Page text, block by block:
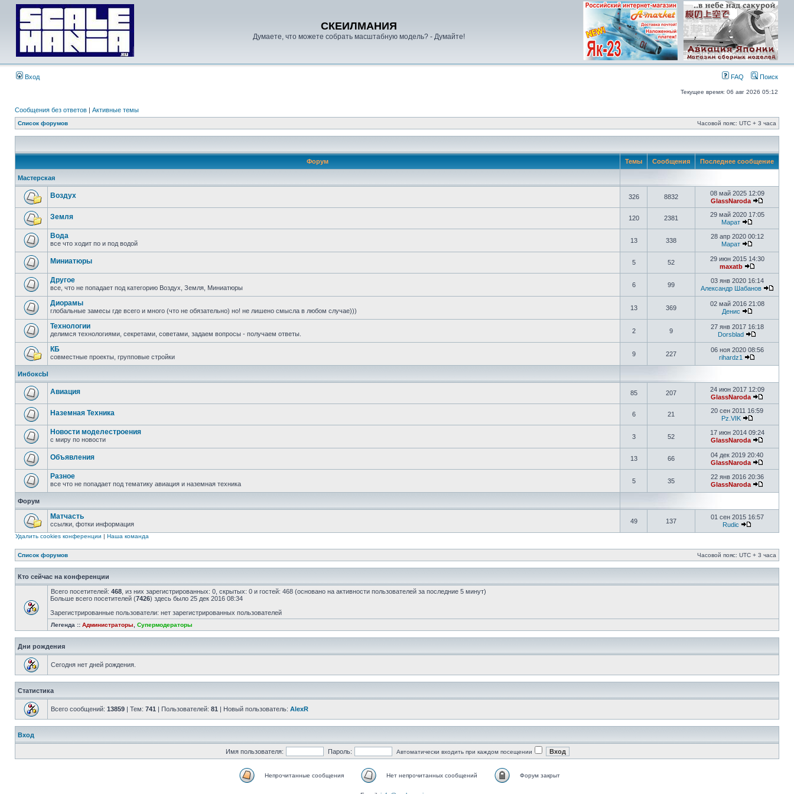
СКЕИЛМАНИЯ
Думаете, что можете собрать масштабную модель? - Думайте!
Вход FAQ Поиск
Текущее время: 06 авг 2026 05:12
Сообщения без ответов | Активные темы
Список форумов Часовой пояс: UTC + 3 часа
Форум Темы Сообщения Последнее сообщение
Мастерская
Воздух 326 8832
08 май 2025 12:09
GlassNaroda
Земля 120 2381
29 май 2020 17:05
Марат
Вода
все что ходит по и под водой 13 338
28 апр 2020 00:12
Марат
Миниатюры 5 52
29 июн 2015 14:30
maxatb
Другое
все, что не попадает под категорию Воздух, Земля, Миниатюры 6 99
03 янв 2020 16:14
Александр Шабанов
Диорамы
глобальные замесы где всего и много (что не обязательно) но! не лишено смысла в любом случае))) 13 369
02 май 2016 21:08
Денис
Технологии
делимся технологиями, секретами, советами, задаем вопросы - получаем ответы. 2 9
27 янв 2017 16:18
Dorsblad
КБ
совместные проекты, групповые стройки 9 227
06 ноя 2020 08:56
rihardz1
ИнбоксЫ
Авиация 85 207
24 июн 2017 12:09
GlassNaroda
Наземная Техника 6 21
20 сен 2011 16:59
Pz.VIK
Новости моделестроения
с миру по новости 3 52
17 июн 2014 09:24
GlassNaroda
Объявления 13 66
04 дек 2019 20:40
GlassNaroda
Разное
все что не попадает под тематику авиация и наземная техника 5 35
22 янв 2016 20:36
GlassNaroda
Форум
Матчасть
ссылки, фотки информация 49 137
01 сен 2015 16:57
Rudic
Удалить cookies конференции | Наша команда
Список форумов Часовой пояс: UTC + 3 часа
Кто сейчас на конференции
Всего посетителей: 468 , из них зарегистрированных: 0, скрытых: 0 и гостей: 468 (основано на активности пользователей за последние 5 минут)
Больше всего посетителей (7426) здесь было 25 дек 2016 08:34
Зарегистрированные пользователи: нет зарегистрированных пользователей
Легенда :: Администраторы Супермодераторы
Дни рождения
Сегодня нет дней рождения.
Статистика
Всего сообщений: 13859 | Тем: 741 | Пользователей: 81 | Новый пользователь: AlexR
Вход
Имя пользователя: Пароль: Автоматически входить при каждом посещении
Непрочитанные сообщения Нет непрочитанных сообщений Форум закрыт